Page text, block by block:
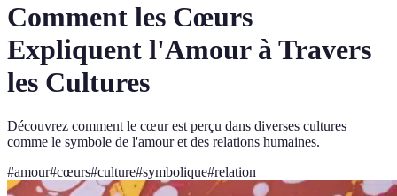
Comment les Cœurs
Expliquent l'Amour à Travers
les Cultures
Découvrez comment le cœur est perçu dans diverses cultures
comme le symbole de l'amour et des relations humaines.
#amour#cœurs#culture#symbolique#relation